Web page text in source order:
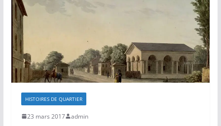
HISTOIRES DE QUARTIER
23 mars 2017 admin